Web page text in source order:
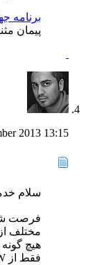
برنامه
پیمان
2013 13:15
سلام
مختلف
هیچ
فقط از RAW به JPG تبدیل شدن